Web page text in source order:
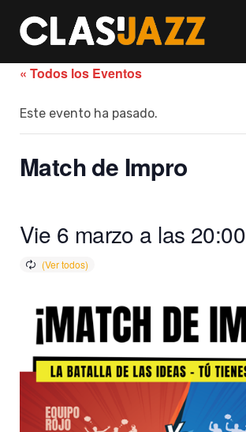
content
« Todos los Eventos
Este evento ha pasado.
Match de Impro
Vie 6 marzo a las 20:00